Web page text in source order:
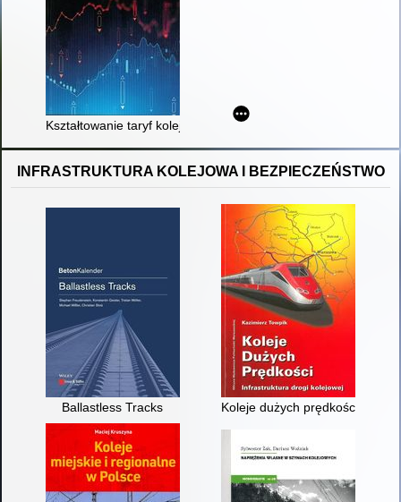
Kształtowanie taryf kolejowych krajowych i międzynarodowych
INFRASTRUKTURA KOLEJOWA I BEZPIECZEŃSTWO
Ballastless Tracks Koleje dużych prędkości :